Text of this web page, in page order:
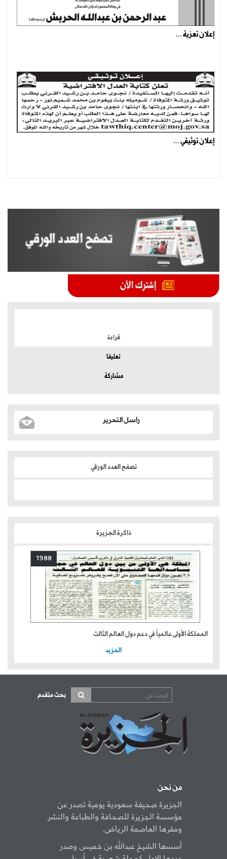
إعلان تعزية ...
إعلان توثيقي ...
قراءة
تعليقا
مشاركة
راسل التحرير
تصفح العدد الورقي
ذاكرة الجزيرة
1988
المملكة الأولى عالمياً في دعم دول العالم الثالث
المزيد
بحث متقدم
من نحن
الجزيرة صحيفة سعودية يومية تصدر عن
مؤسسة الجزيرة للصحافة والطباعة والنشر
ومقرها العاصمة الرياض.
أسسها الشيخ عبدالله بن خميس وصدر